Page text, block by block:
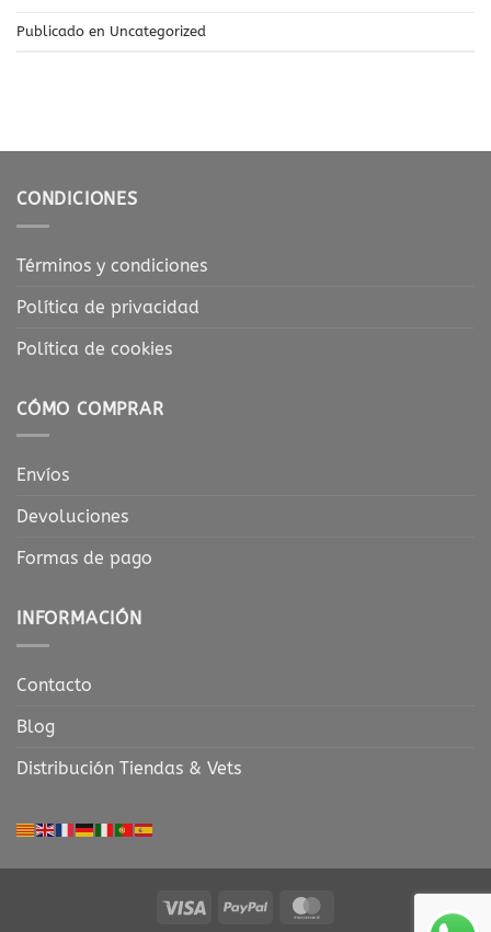
Publicado en Uncategorized
CONDICIONES
Términos y condiciones
Política de privacidad
Política de cookies
CÓMO COMPRAR
Envíos
Devoluciones
Formas de pago
INFORMACIÓN
Contacto
Blog
Distribución Tiendas & Vets
Visa PayPal